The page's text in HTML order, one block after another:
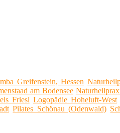
Greifenstein, Hessen
am Bodensee
Friesl Logopädie Hoheluft-West
Pilates Schönau (Odenwald)